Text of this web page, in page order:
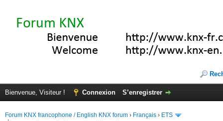
Bienvenue, Visiteur ! Connexion S’enregistrer
Forum KNX francophone / English KNX forum › Français › ETS